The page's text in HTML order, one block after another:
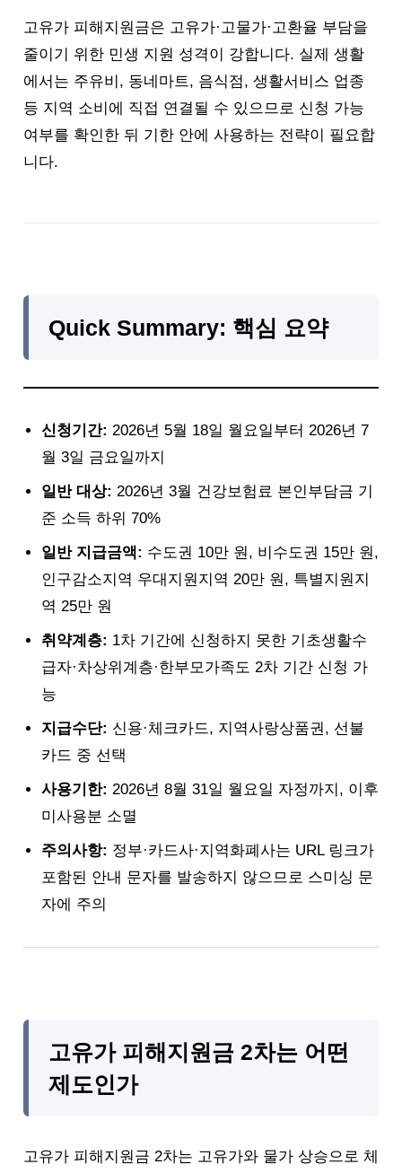
고유가 피해지원금은 고유가·고물가·고환율 부담을
줄이기 위한 민생 지원 성격이 강합니다. 실제 생활
에서는 주유비, 동네마트, 음식점, 생활서비스 업종
등 지역 소비에 직접 연결될 수 있으므로 신청 가능
여부를 확인한 뒤 기한 안에 사용하는 전략이 필요합
니다.
Quick Summary: 핵심 요약
신청기간: 2026년 5월 18일 월요일부터 2026년 7
월 3일 금요일까지
일반 대상: 2026년 3월 건강보험료 본인부담금 기
준 소득 하위 70%
일반 지급금액: 수도권 10만 원, 비수도권 15만 원,
인구감소지역 우대지원지역 20만 원, 특별지원지
역 25만 원
취약계층: 1차 기간에 신청하지 못한 기초생활수
급자·차상위계층·한부모가족도 2차 기간 신청 가
능
지급수단: 신용·체크카드, 지역사랑상품권, 선불
카드 중 선택
사용기한: 2026년 8월 31일 월요일 자정까지, 이후
미사용분 소멸
주의사항: 정부·카드사·지역화폐사는 URL 링크가
포함된 안내 문자를 발송하지 않으므로 스미싱 문
자에 주의
고유가 피해지원금 2차는 어떤
제도인가
고유가 피해지원금 2차는 고유가와 물가 상승으로 체